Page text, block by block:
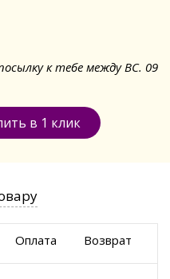
к тебе между ВС. 09
в 1 клик
Оплата Возврат